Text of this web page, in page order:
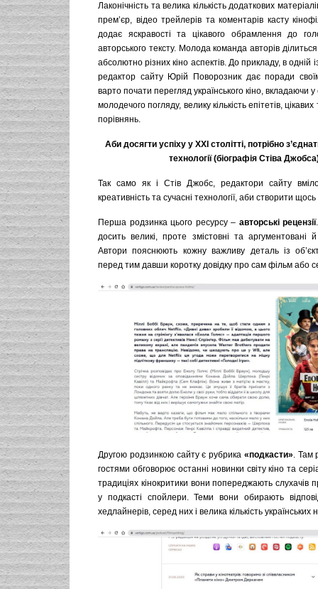
Лаконічність та велика кількість додаткових
прем’єр, відео трейлерів та коментарів касту
додає яскравості та цікавого обрамлення до
авторського тексту. Молода команда авторів
абсолютно різних кіно аспектів. До прикладу, в одній
редактор сайту Юрій Поворозник дає поради
варто почати перегляд українського кіно, вкладаючи у
молодечого погляду, велику кількість епітетів,
порівнянь.
Аби досягти успіху у XXI столітті, потрібно
технології (біографія Стіва
Так само як і Стів Джобс, редактори сайту
креативність та сучасні технології, аби створити
Перша родзинка цього ресурсу – авторські рецензії
досить великі, проте змістовні та аргументовані
Автори пояснюють кожну важливу деталь із
перед тим давши коротку довідку про сам фільм або
Другою родзинкою сайту є рубрика «подкасти». Там
гостями обговорює останні новинки світу кіно та
традиціях кінокритики вони попереджають слухачів
у подкасті спойлери. Теми вони обирають
хедлайнерів, серед них і велика кількість українських